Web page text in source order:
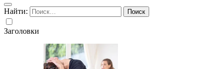
Найти:
Заголовки